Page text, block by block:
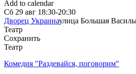
Add to calendar
Сб 29 авг 18:30-20:30
Дворец Украинаулица Большая
Театр
Сохранить
Театр
Комедия "Раздевайся, поговорим"